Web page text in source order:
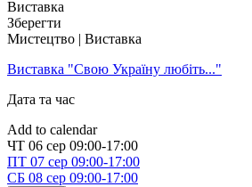
Виставка
Зберегти
Мистецтво | Виставка
Виставка "Свою Україну любіть..."
Дата та час
Add to calendar
ЧТ 06 сер 09:00-17:00
ПТ 07 сер 09:00-17:00
СБ 08 сер 09:00-17:00